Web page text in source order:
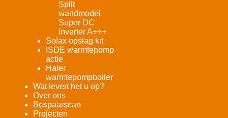
Split
wandmodel
Super DC
Inverter A+++
Solax opslag kit
ISDE warmtepomp
actie
Haier
warmtepompboiler
Wat levert het u op?
Over ons
Bespaarscan
Projecten